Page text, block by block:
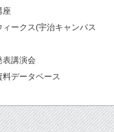
座
ィークス(宇治キャンパス
表講演会
料データベース